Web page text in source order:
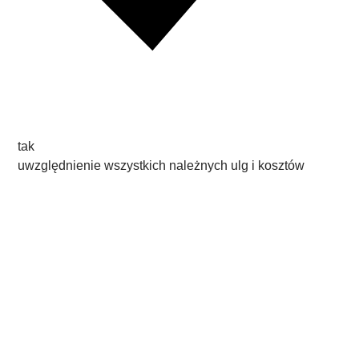
tak
uwzględnienie wszystkich należnych ulg i kosztów